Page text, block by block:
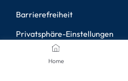
Home
Barrierefreiheit
Privatsphäre-Einstellungen
ZAHLUNGSMETHODEN